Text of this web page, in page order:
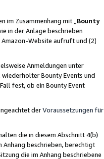
im Zusammenhang mit „ Bounty
in der Anlage beschrieben
Amazon-Website aufruft und (2)
Anmeldungen unter
Bounty Events und
fest, ob ein Bounty Event
derVoraussetzungen für
die in diesem Abschnitt 4(b)
Anhang beschrieben, berechtigt
die im Anhang beschriebene